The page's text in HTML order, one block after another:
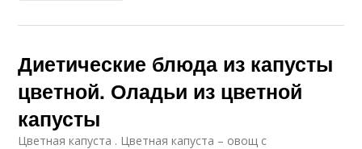
Диетические блюда из капусты
цветной. Оладьи из цветной
капусты
Цветная капуста . Цветная капуста – овощ с